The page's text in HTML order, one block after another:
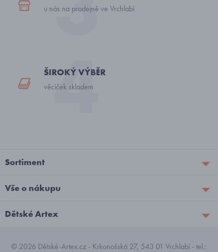
u nás na prodejně ve Vrchlabí
ŠIROKÝ VÝBĚR
věciček skladem
Sortiment
Vše o nákupu
Dětské Artex
© 2026 Dětské-Artex.cz - Krkonošská 27, 543 01 Vrchlabí - tel.: